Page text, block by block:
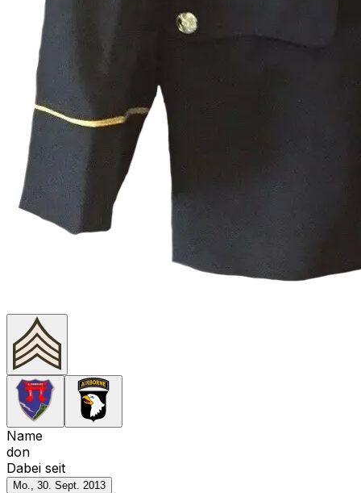
Name
don
Dabei seit
Mo., 30. Sept. 2013